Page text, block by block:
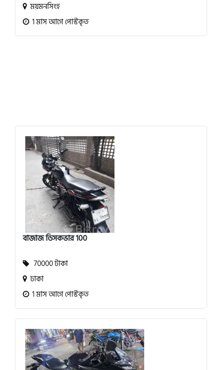
ময়মনসিংহ
1 মাস আগে পোস্টকৃত
বাজাজ ডিসকভার 100
70000 টাকা
ঢাকা
1 মাস আগে পোস্টকৃত